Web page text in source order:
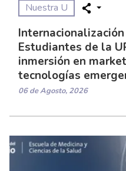
Nuestra U
Estudiantes de la
inmersión en
tecnologías
06 de Agosto, 2026